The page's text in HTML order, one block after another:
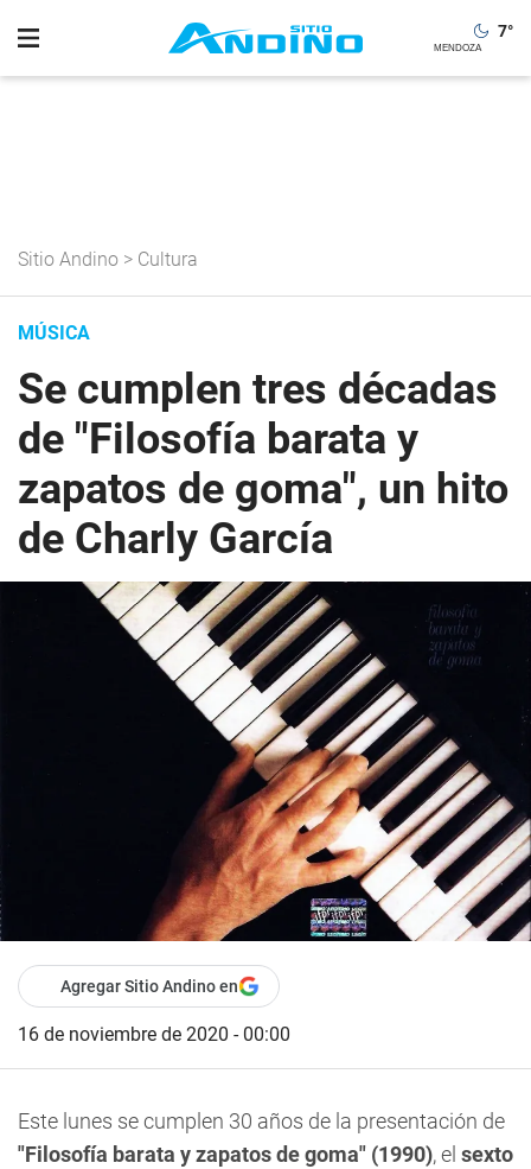
7°
Sitio Andino > Cultura
MÚSICA
Se cumplen tres décadas
de "Filosofía barata y
zapatos de goma", un hito
de Charly García
Agregar Sitio Andino en
16 de noviembre de 2020 - 00:00
Este lunes se cumplen 30 años de la presentación de
"Filosofía barata y zapatos de goma" (1990), el sexto